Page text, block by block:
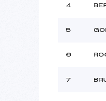
Ouvreurs A :
Ouvreurs B :
Neige :
4
5
6
7